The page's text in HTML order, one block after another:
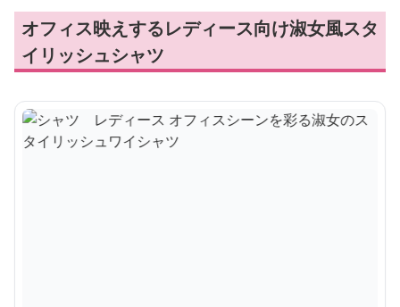
オフィス映えするレディース向け淑女風スタ
イリッシュシャツ